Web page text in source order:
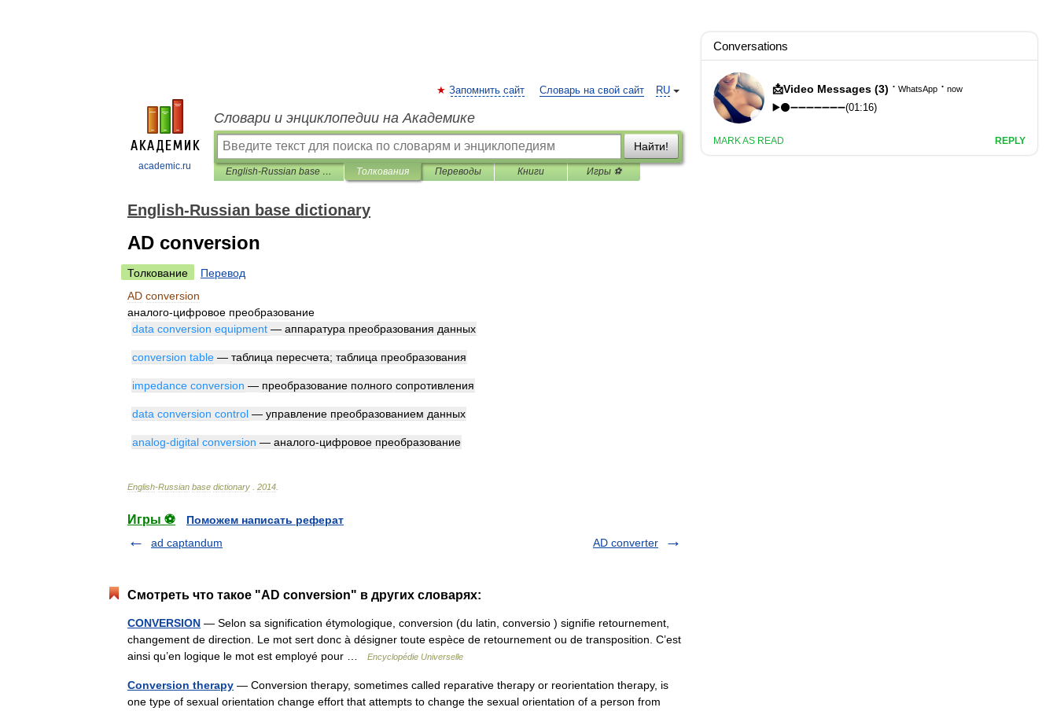
academic.ru
RU
Запомнить сайт Словарь на свой сайт
Словари и энциклопедии на Академике
Найти!
English-Russian base dictionary Толкования Переводы Книги Игры ⚽
English-Russian base dictionary
AD conversion
Толкование
Перевод
AD conversion
аналого-цифровое преобразование
data conversion equipment — аппаратура преобразования данных
conversion table — таблица пересчета; таблица преобразования
impedance conversion — преобразование полного сопротивления
data conversion control — управление преобразованием данных
analog-digital conversion — аналого-цифровое преобразование
English-Russian base dictionary 2014
Игры ⚽
Поможем написать реферат
ad captandum
AD converter
Смотреть что такое "AD conversion" в других словарях:
CONVERSION — Selon sa signification étymologique, conversion (du latin, conversio ) signifie retournement,
changement de direction. Le mot sert donc à désigner toute espèce de retournement ou de transposition. C’est
ainsi qu’en logique le mot est employé pour …
Encyclopédie Universelle
Conversion therapy — Conversion therapy, sometimes called reparative therapy or reorientation therapy, is
one type of sexual orientation change effort that attempts to change the sexual orientation of a person from